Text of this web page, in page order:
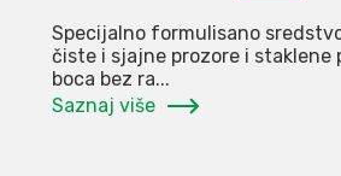
Specijalno formulisano
čiste i sjajne prozore i staklene
boca bez ra...
Saznaj više